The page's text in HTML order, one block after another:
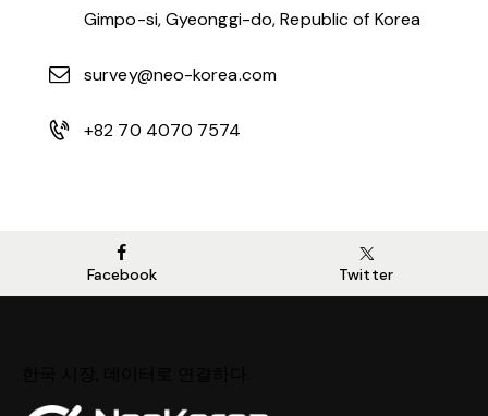
Gimpo-si, Gyeonggi-do, Republic of Korea
survey@neo-korea.com
+82 70 4070 7574
Facebook Twitter